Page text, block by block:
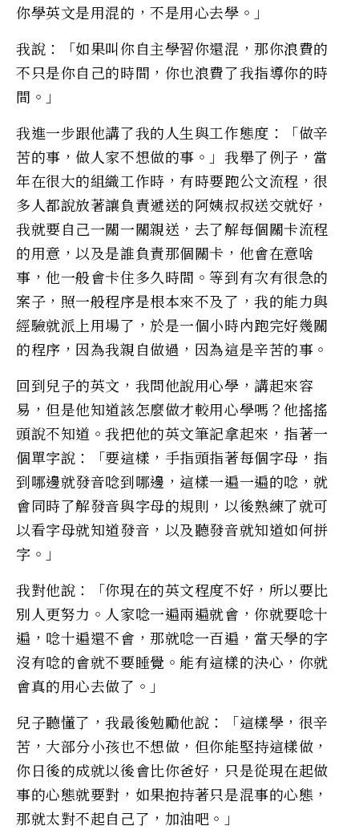
你學英文是用混的，不是用心去學。」
我說：「如果叫你自主學習你還混，那你浪費的
不只是你自己的時間，你也浪費了我指導你的時
間。」
我進一步跟他講了我的人生與工作態度：「做辛
苦的事，做人家不想做的事。」我舉了例子，當
年在很大的組織工作時，有時要跑公文流程，很
多人都說放著讓負責遞送的阿姨叔叔送交就好，
我就要自己一關一關親送，去了解每個關卡流程
的用意，以及是誰負責那個關卡，他會在意啥
事，他一般會卡住多久時間。等到有次有很急的
案子，照一般程序是根本來不及了，我的能力與
經驗就派上用場了，於是一個小時內跑完好幾關
的程序，因為我親自做過，因為這是辛苦的事。
回到兒子的英文，我問他說用心學，講起來容
易，但是他知道該怎麼做才較用心學嗎？他搖搖
頭說不知道。我把他的英文筆記拿起來，指著一
個單字說：「要這樣，手指頭指著每個字母，指
到哪邊就發音唸到哪邊，這樣一遍一遍的唸，就
會同時了解發音與字母的規則，以後熟練了就可
以看字母就知道發音，以及聽發音就知道如何拼
字。」
我對他說：「你現在的英文程度不好，所以要比
別人更努力。人家唸一遍兩遍就會，你就要唸十
遍，唸十遍還不會，那就唸一百遍，當天學的字
沒有唸的會就不要睡覺。能有這樣的決心，你就
會真的用心去做了。」
兒子聽懂了，我最後勉勵他說：「這樣學，很辛
苦，大部分小孩也不想做，但你能堅持這樣做，
你日後的成就以後會比你爸好，只是從現在起做
事的心態就要對，如果抱持著只是混事的心態，
那就太對不起自己了，加油吧。」